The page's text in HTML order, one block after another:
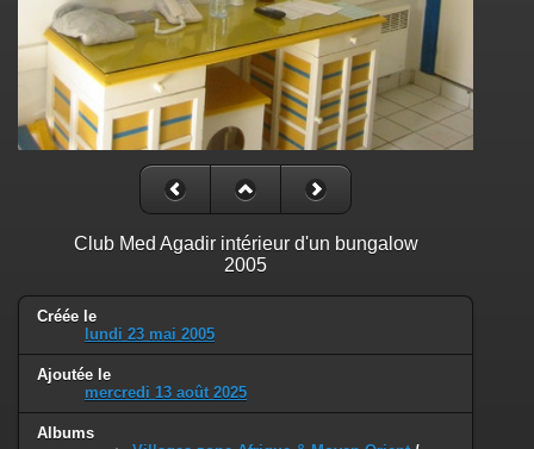
Club Med Agadir intérieur d'un bungalow
2005
Créée le
lundi 23 mai 2005
Ajoutée le
mercredi 13 août 2025
Albums